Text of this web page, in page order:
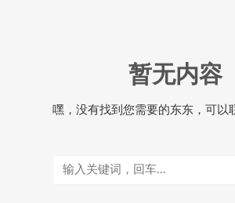
暂无内容
嘿，没有找到您需要的东东，可以